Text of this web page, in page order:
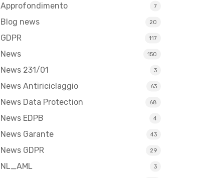
Approfondimento 7
Blog news 20
GDPR 117
News 150
News 231/01 3
News Antiriciclaggio 63
News Data Protection 68
News EDPB 4
News Garante 43
News GDPR 29
NL_AML 3